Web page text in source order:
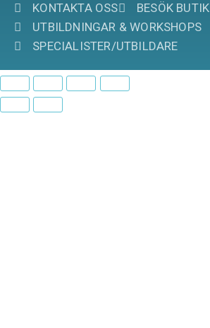
KONTAKTA OSS
BESÖK BUTIK
UTBILDNINGAR & WORKSHOPS
SPECIALISTER/UTBILDARE